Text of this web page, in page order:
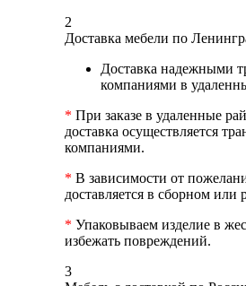
2
Доставка мебели по
Доставка надежными
компаниями в
* При заказе в удаленные
доставка осуществляется
компаниями.
* В зависимости от
доставляется в сборном или
* Упаковываем изделие в
избежать повреждений.
3